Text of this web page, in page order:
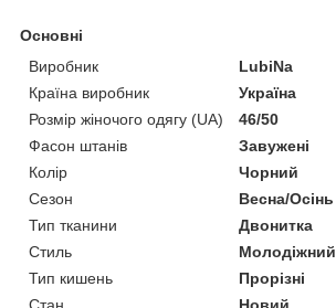
Основні
Виробник
LubiNа
Країна виробник
Україна
Розмір жіночого одягу (UA)
46/50
Фасон штанів
Завужені
Колір
Чорний
Сезон
Весна/Осінь
Тип тканини
Двонитка
Стиль
Молодіжний
Тип кишень
Прорізні
Стан
Новий